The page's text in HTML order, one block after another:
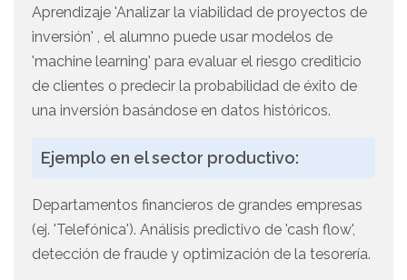
Aprendizaje 'Analizar la viabilidad de proyectos de
inversión' , el alumno puede usar modelos de
'machine learning' para evaluar el riesgo crediticio
de clientes o predecir la probabilidad de éxito de
una inversión basándose en datos históricos.
Ejemplo en el sector productivo:
Departamentos financieros de grandes empresas
(ej. 'Telefónica'). Análisis predictivo de 'cash flow',
detección de fraude y optimización de la tesorería.